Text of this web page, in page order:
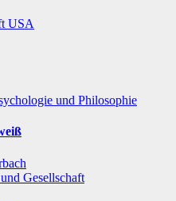
USA
und Philosophie
Gesellschaft